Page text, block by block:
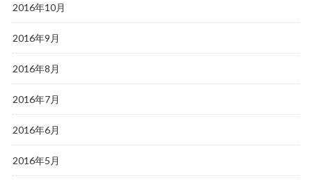
2016年10月
2016年9月
2016年8月
2016年7月
2016年6月
2016年5月